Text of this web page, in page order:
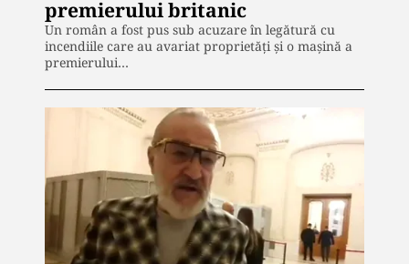
premierului britanic
Un român a fost pus sub acuzare în legătură cu
incendiile care au avariat proprietăți și o mașină a
premierului…